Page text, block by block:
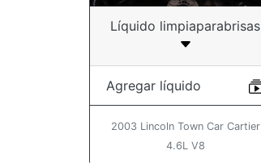
Líquido limpiaparabrisas
Agregar líquido
2003 Lincoln Town Car Cartier
4.6L V8